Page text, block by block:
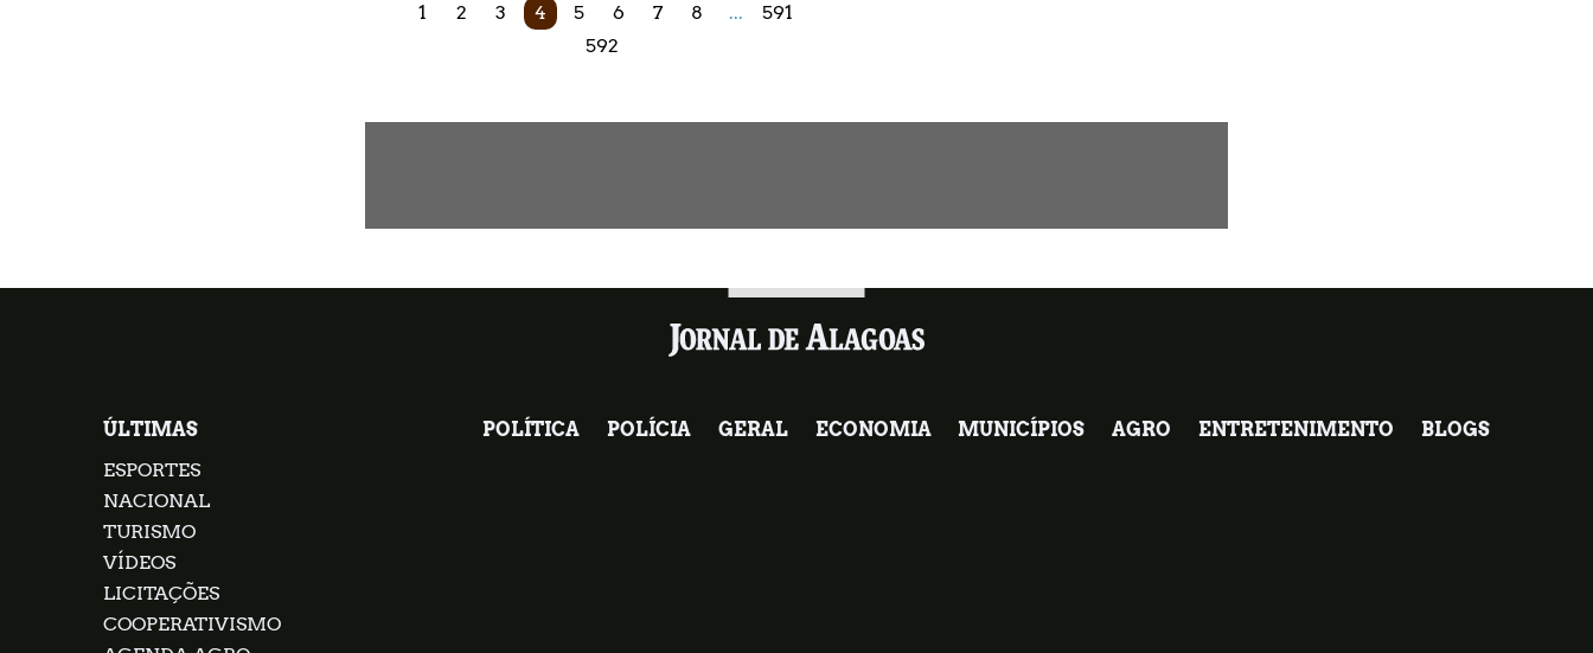
1 2 3 4 5 6 7 8 ...
591
592
ÚLTIMAS
ESPORTES
NACIONAL
TURISMO
VÍDEOS
LICITAÇÕES
COOPERATIVISMO
POLÍTICA POLÍCIA GERAL ECONOMIA MUNICÍPIOS AGRO ENTRETENIMENTO BLOGS